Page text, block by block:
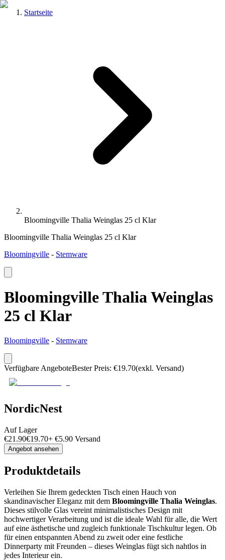
Startseite
Bloomingville Thalia Weinglas 25 cl Klar
Bloomingville Thalia Weinglas 25 cl Klar
Bloomingville - Stemware
Bloomingville Thalia Weinglas
25 cl Klar
Bloomingville - Stemware
Verfügbare AngeboteBester Preis: €19.70(exkl. Versand)
NordicNest
Auf Lager
€21.90€19.70+ €5.90 Versand
Angebot ansehen
Produktdetails
Verleihen Sie Ihrem gedeckten Tisch einen Hauch von
skandinavischer Eleganz mit dem Bloomingville Thalia Weinglas.
Dieses stilvolle Glas vereint minimalistisches Design mit
hochwertiger Verarbeitung und ist die ideale Wahl für alle, die Wert
auf eine ästhetische und zugleich funktionale Tischkultur legen. Ob
für einen entspannten Abend zu zweit oder eine festliche
Dinnerparty mit Freunden – dieses Weinglas fügt sich nahtlos in
jedes Interieur ein.